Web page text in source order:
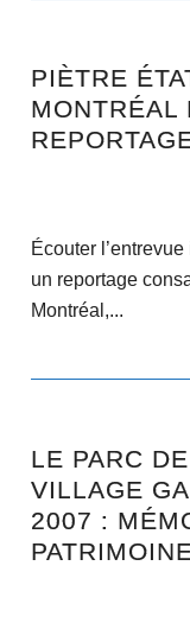
PIÈTRE
MONTRÉAL
Écouter
un reportage
Montréal,...
LE PARC
VILLAGE
2007 :